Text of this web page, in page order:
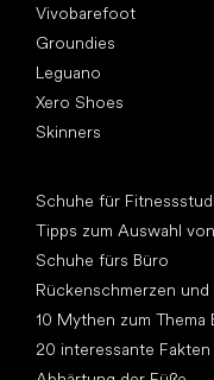
Vivobarefoot
Groundies
Leguano
Xero Shoes
Skinners
Schuhe für
Tipps zum Auswahl
Schuhe fürs Büro
Rückenschmerzen
10 Mythen zum Thema
20 interessante